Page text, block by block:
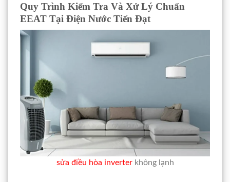
Quy Trình Kiểm Tra Và Xử Lý Chuẩn
EEAT Tại Điện Nước Tiến Đạt
sửa điều hòa inverterkhông lạnh